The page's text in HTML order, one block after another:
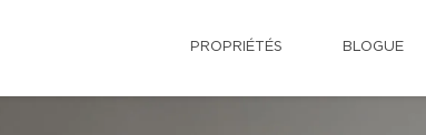
PROPRIÉTÉS BLOGUE